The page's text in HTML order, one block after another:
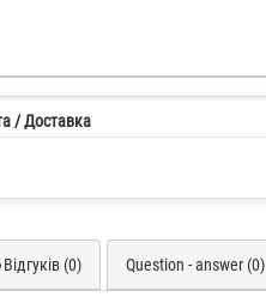
/ Доставка
Відгуків (0) Question - answer (0)